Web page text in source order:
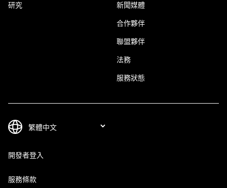
研究 新聞媒體
合作夥伴
聯盟夥伴
法務
服務狀態
開發者登入
服務條款